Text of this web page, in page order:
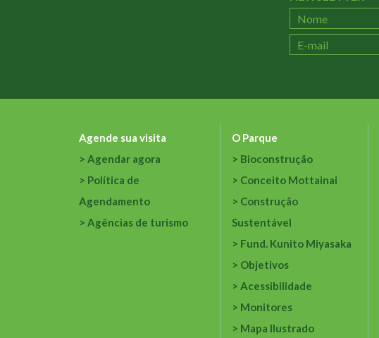
Agende sua visita
Agendar agora
Política de
Agendamento
Agências de turismo
O Parque
Bioconstrução
Conceito Mottainai
Construção
Sustentável
Fund. Kunito Miyasaka
Objetivos
Acessibilidade
Monitores
Mapa Ilustrado